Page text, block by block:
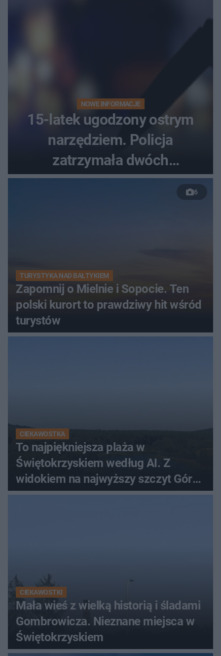
NOWE INFORMACJE
15-latek ugodzony ostrym
narzędziem. Policja
zatrzymała dwóch
nastolatków
6
TURYSTYKA NAD BAŁTYKIEM
Zapomnij o Mielnie i Sopocie. Ten
polski kurort to prawdziwy hit wśród
turystów
CIEKAWOSTKA
To najpiękniejsza plaża w
Świętokrzyskiem według AI. Z
widokiem na najwyższy szczyt Gór
Świętokrzyskich
CIEKAWOSTKI
Mała wieś z wielką historią i śladami
Gombrowicza. Nieznane miejsca w
Świętokrzyskiem